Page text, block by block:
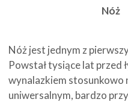
Nóż
Nóż jest jednym z
Powstał tysiące lat przed
wynalazkiem stosunkowo
uniwersalnym, bardzo